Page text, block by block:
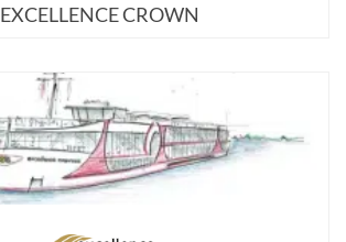
EXCELLENCE CROWN